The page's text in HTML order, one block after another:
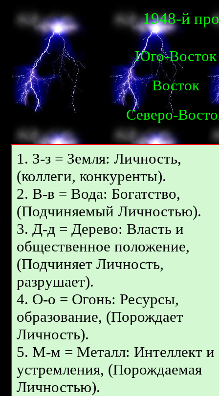
1948-й
Юго-Восток
Восток
Северо-
1. З-з = Земля: Личность,
(коллеги, конкуренты).
2. В-в = Вода: Богатство,
(Подчиняемый Личностью).
3. Д-д = Дерево: Власть и
общественное положение,
(Подчиняет Личность,
разрушает).
4. О-о = Огонь: Ресурсы,
образование, (Порождает
Личность).
5. M-м = Металл: Интеллект и
устремления, (Порождаемая
Личностью).